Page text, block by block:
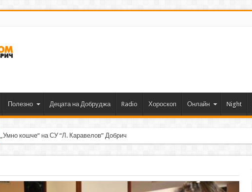
Полезно Децата на Добруджа Radio Хороскоп Онлайн Night
„Умно кошче“ на СУ “Л. Каравелов” Добрич с първо място от форум по робо